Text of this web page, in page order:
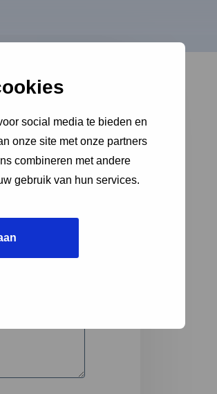
social media te bieden en
onze site met onze partners
combineren met andere
gebruik van hun services.
3